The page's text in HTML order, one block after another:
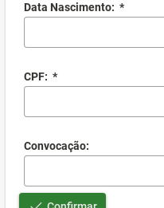
Data Nascimento: *
CPF: *
Convocação: